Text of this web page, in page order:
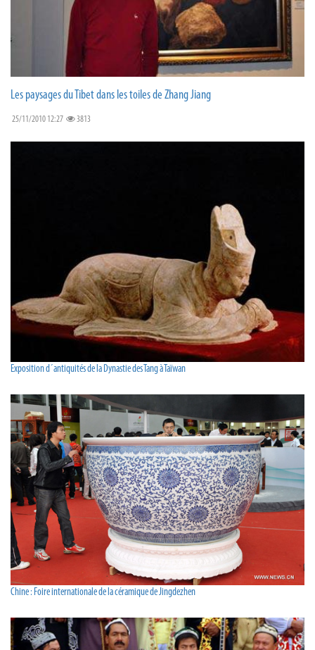
Les paysages du Tibet dans les toiles de Zhang Jiang
25/11/2010 12:27 3813
Exposition d´antiquités de la Dynastie des Tang à Taïwan
Chine : Foire internationale de la céramique de Jingdezhen